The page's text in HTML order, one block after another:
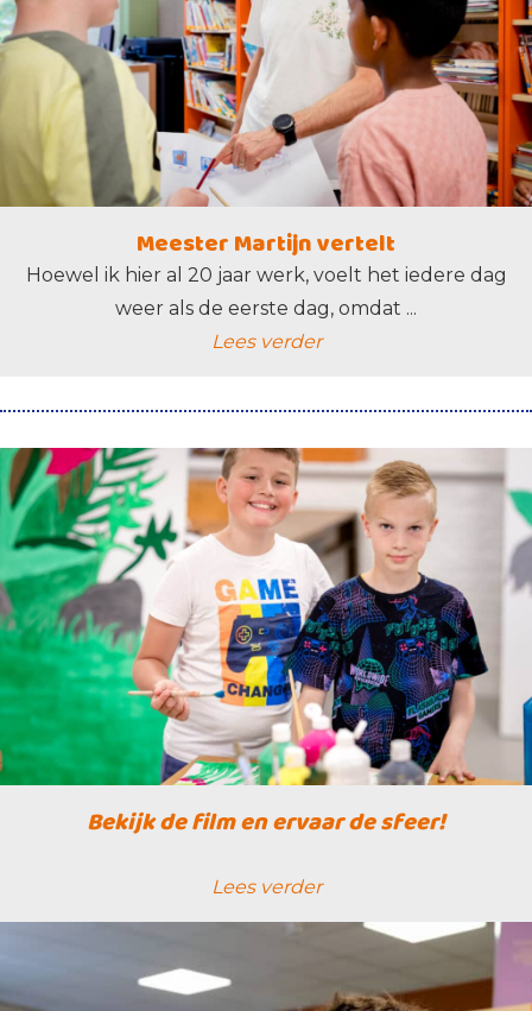
Meester Martijn vertelt
Hoewel ik hier al 20 jaar werk, voelt het iedere dag
weer als de eerste dag, omdat ...
Lees verder
lees verder
Bekijk de film en ervaar de sfeer!
Lees verder